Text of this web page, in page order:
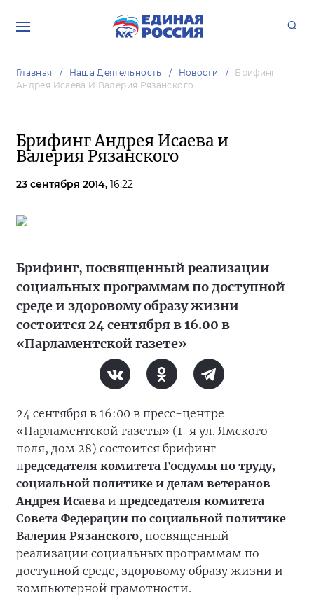
Главная Наша Деятельность Новости
Брифинг
Андрея Исаева И Валерия Рязанского
Брифинг Андрея Исаева и
Валерия Рязанского
23 сентября 2014, 16:22
Брифинг, посвященный реализации
социальных программам по доступной
среде и здоровому образу жизни
состоится 24 сентября в 16.00 в
«Парламентской газете»
24 сентября в 16:00 в пресс-центре
«Парламентской газеты» (1-я ул. Ямского
поля, дом 28) состоится брифинг
председателя комитета Госдумы по труду,
социальной политике и делам ветеранов
Андрея Исаева и председателя комитета
Совета Федерации по социальной политике
Валерия Рязанского, посвященный
реализации социальных программам по
доступной среде, здоровому образу жизни и
компьютерной грамотности.